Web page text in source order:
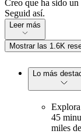
Creo que ha sido
Seguid así.
Leer más
Mostrar las 1.6K
Lo más
45
miles